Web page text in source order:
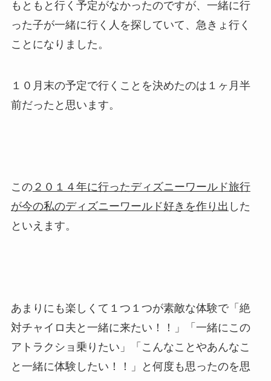
もともと行く予定がなかったのですが、一緒に行
った子が一緒に行く人を探していて、急きょ行く
ことになりました。
１０月末の予定で行くことを決めたのは１ヶ月半
前だったと思います。
この２０１４年に行ったディズニーワールド旅行
が今の私のディズニーワールド好きを作り出 した
といえます。
あまりにも楽しくて１つ１つが素敵な体験で「絶
対チャイロ夫と一緒に来たい！！」「一緒にこの
アトラクショ乗りたい」「こんなことやあんなこ
と一緒に体験したい！！」と何度も思ったのを思